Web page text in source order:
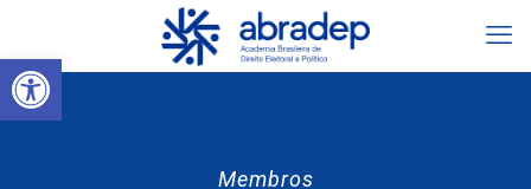
Abrir a barra de ferramentas
Membros